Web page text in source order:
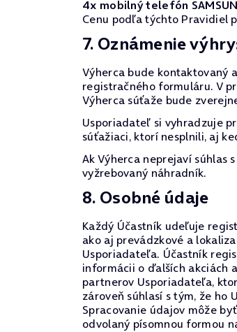
4x mobilný telefón
Cenu podľa týchto Pravidiel
7. Oznámenie
Výherca bude kontaktovaný
registračného formuláru. V
Výherca súťaže bude
Usporiadateľ si vyhradzuje
súťažiaci, ktorí nesplnili, aj
Ak Výherca neprejaví súhlas
vyžrebovaný náhradník.
8. Osobné údaje
Každý Účastník udeľuje
ako aj prevádzkové a
Usporiadateľa. Účastník
informácii o ďalších akciách
partnerov Usporiadateľa,
zároveň súhlasí s tým, že
Spracovanie údajov môže
odvolaný písomnou formou